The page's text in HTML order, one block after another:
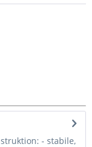
- stabile,